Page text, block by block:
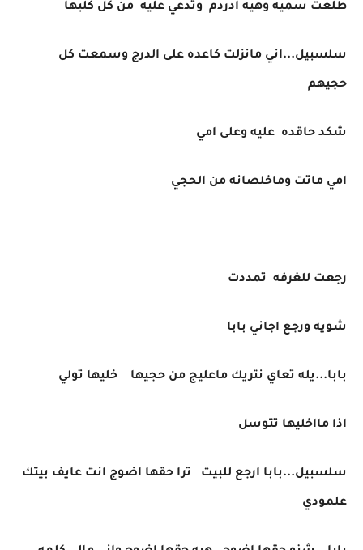
طلعت سميه وهيه ادردم وتدعي عليه من كل كلبها
سلسبيل...اني مانزلت كاعده على الدرج وسمعت كل
حجيهم
شكد حاقده عليه وعلى امي
امي ماتت وماخلصانه من الحجي
رجعت للغرفه تمددت
شويه ورجع اجاني بابا
بابا...يله تعاي نتريك ماعليج من حجيها خليها تولي
اذا مااخليها تتوسل
سلسبيل...بابا ارجع للبيت ترا حقها اضوج انت عايف بيتك
علمودي